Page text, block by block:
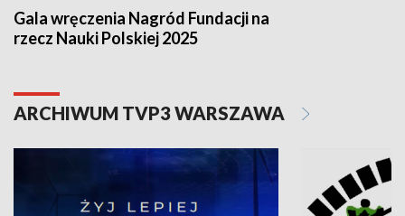
Gala wręczenia Nagród Fundacji na
rzecz Nauki Polskiej 2025
ARCHIWUM TVP3 WARSZAWA